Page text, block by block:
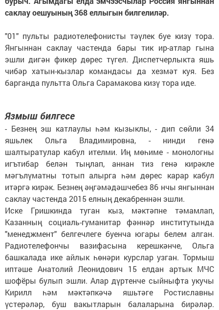
саклау оешуының 368 еллыгын билгелиләр.
"01" пульты радиотелефонисты тәүлек буе кизү тора.
Янгыннан саклау частенда бары тик ир-атлар гына
эшли дигән фикер дөрес түгел. Диспетчерлыкта яшь
чибәр хатын-кызлар командасы да хезмәт куя. Без
барганда пультта Ольга Сарамакова кизү тора иде.
Язмыш билгесе
- Безнең эш катлаулы һәм кызыклы, - дип сөйли 34
яшьлек Ольга Владимировна, - нинди генә
шалтыратулар кабул ителми. Иң мөһиме - монологны
игътибар белән тыңлап, аннан тиз генә кирәкле
мәгълүматны тотып алырга һәм дөрес карар кабул
итәргә кирәк. Безнең әңгәмәдәшчебез 86 нчы янгыннан
саклау частенда 2015 елның декабреннән эшли.
Иске Гришкинда туган кыз, мәктәпне тәмамлап,
Казанның социаль-гуманитар фәннәр институтында
"менеджмент" белгечлеге буенча югары белем алган.
Радиотелефончы вазифасына керешкәнче, Ольга
башкалада ике айлык һөнәри курслар узган. Тормыш
иптәше Анатолий Леонидович 15 елдан артык МЧС
шофёры булып эшли. Алар дүртенче сыйныфта укучы
Кирилл һәм мәктәпкәчә яшьтәге Ростиславны
үстерәләр, буш вакытларын балаларына бирәләр.